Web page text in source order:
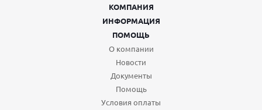
КОМПАНИЯ
ИНФОРМАЦИЯ
ПОМОЩЬ
О компании
Новости
Документы
Помощь
Условия оплаты